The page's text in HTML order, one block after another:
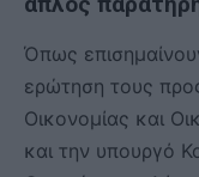
Όπως
ερώτηση τους
Οικονομίας και
και την υπουργό